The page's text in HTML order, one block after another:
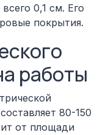
0,1 см. Его
покрытия.
работы
80-150
от площади